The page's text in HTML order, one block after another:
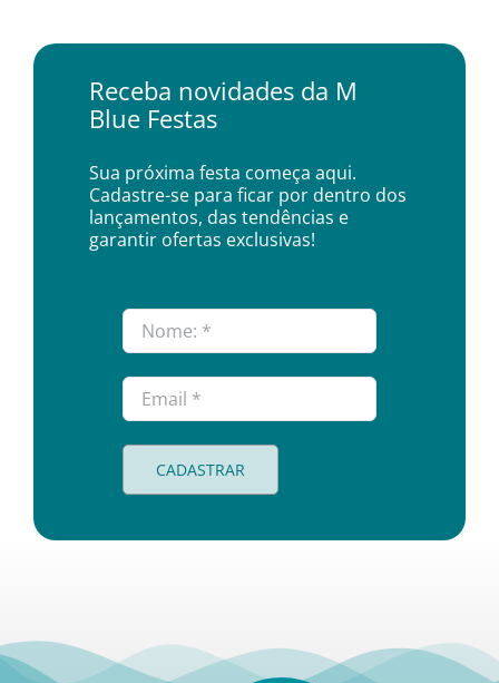
Receba novidades da M
Blue Festas
Sua próxima festa começa aqui.
Cadastre-se para ficar por dentro dos
lançamentos, das tendências e
garantir ofertas exclusivas!
CADASTRAR